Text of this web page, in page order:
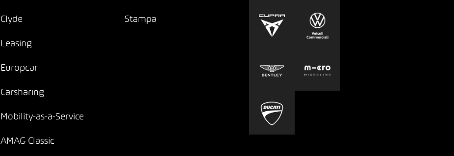
Clyde
Leasing
Europcar
Carsharing
Mobility-as-a-Service
AMAG Classic
Stampa